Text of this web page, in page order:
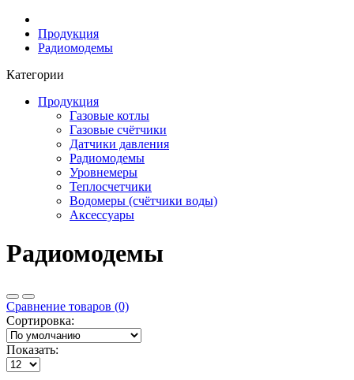
Продукция
Радиомодемы
Категории
Продукция
Газовые котлы
Газовые счётчики
Датчики давления
Радиомодемы
Уровнемеры
Теплосчетчики
Водомеры (счётчики воды)
Аксессуары
Радиомодемы
Сравнение товаров (0)
Сортировка:
Показать: